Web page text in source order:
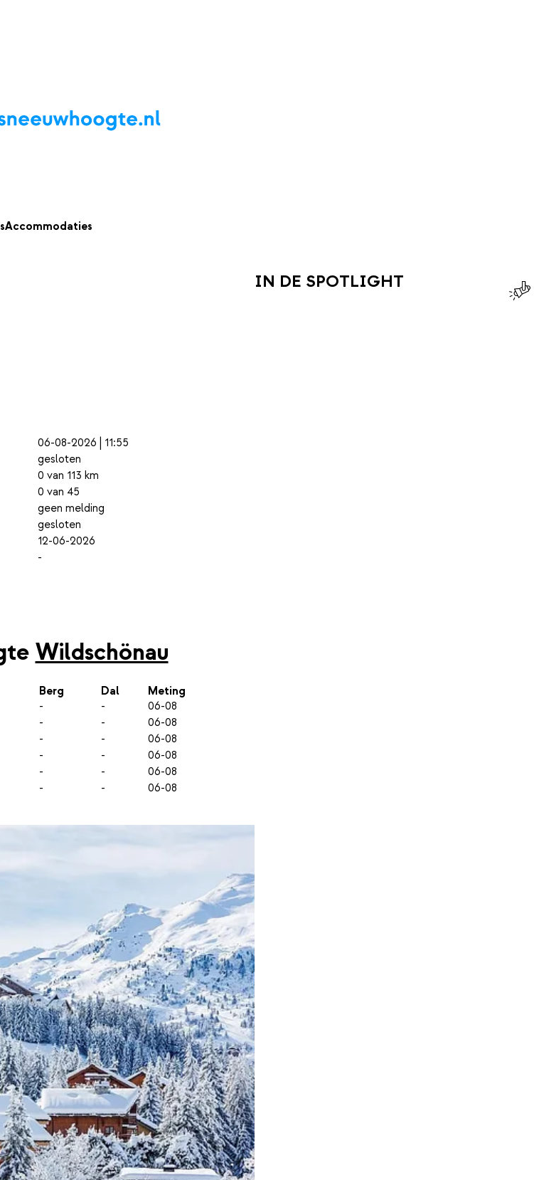
TipsReviewsLive updatesApp
Accommodaties
06-08-2026 | 11:55
gesloten
0 van 113 km
0 van 45
geen melding
gesloten
12-06-2026
-
Wildschönau
Berg Dal
Meting
- -
06-08
- -
06-08
- -
06-08
- -
06-08
- -
06-08
- - 06-08
IN DE SPOTLIGHT